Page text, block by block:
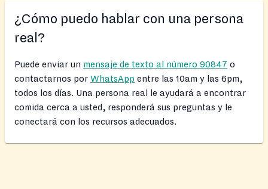
¿Cómo puedo hablar con una persona
real?
Puede enviar un mensaje de texto al número 90847 o
contactarnos por WhatsApp entre las 10am y las 6pm,
todos los días. Una persona real le ayudará a encontrar
comida cerca a usted, responderá sus preguntas y le
conectará con los recursos adecuados.